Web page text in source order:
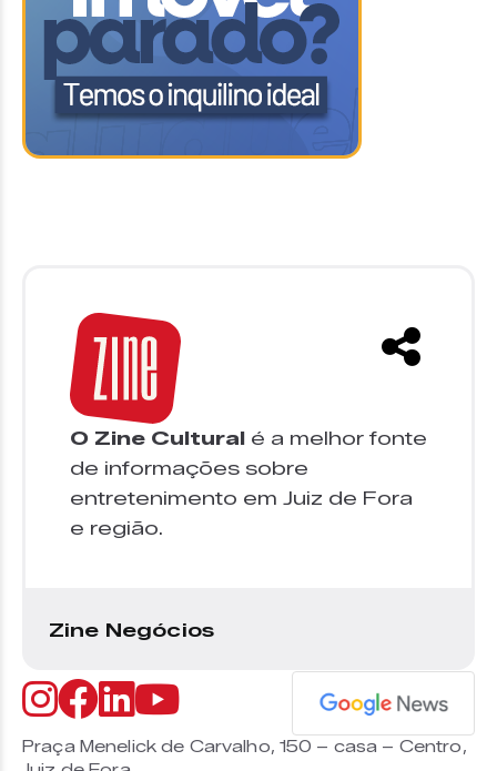
O Zine Cultural é a melhor fonte
de informações sobre
entretenimento em Juiz de Fora
e região.
Zine Negócios
Praça Menelick de Carvalho, 150 – casa – Centro,